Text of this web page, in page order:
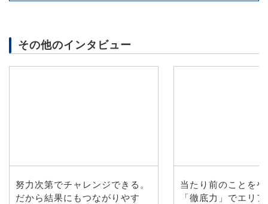
その他のインタビュー
努力次第でチャレンジできる。
だから結果にもつながりやす
当たり前のことを
「徹底力」でエリ